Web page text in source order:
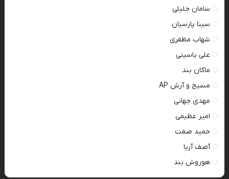
سامان جلیلی
سینا پارسیان
شهاب مظفری
علی یاسینی
ماکان بند
مسیح و آرش AP
مهدی جهانی
امیر عظیمی
حمید صفت
آصف آریا
هوروش بند